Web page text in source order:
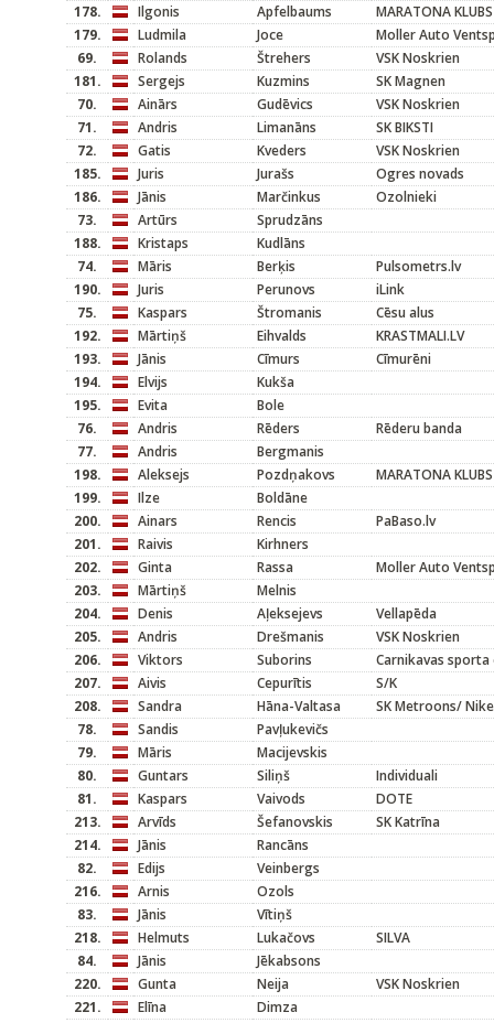
178.
Ilgonis Apfelbaums
MARATONA KLUBS
179.
Ludmila Joce
Moller Auto
69.
Rolands Štrehers
VSK Noskrien
181.
Sergejs Kuzmins
SK Magnen
70.
Ainārs Gudēvics
VSK Noskrien
71.
Andris Limanāns
SK BIKSTI
72.
Gatis Kveders
VSK Noskrien
185.
Juris Jurašs
Ogres novads
186.
Jānis Marčinkus
Ozolnieki
73.
Artūrs
Sprudzāns
188.
Kristaps
Kudlāns
74.
Māris Berķis
Pulsometrs.lv
190.
Juris Perunovs
iLink
75.
Kaspars Štromanis
Cēsu alus
192.
Mārtiņš Eihvalds
KRASTMALI.LV
193.
Jānis Cīmurs
Cīmurēni
194.
Elvijs
Kukša
195.
Evita
Bole
76.
Andris Rēders
Rēderu banda
77.
Andris
Bergmanis
198.
Aleksejs Pozdņakovs
MARATONA KLUBS
199.
Ilze
Boldāne
200.
Ainars Rencis
PaBaso.lv
201.
Raivis
Kirhners
202.
Ginta Rassa
Moller Auto
203.
Mārtiņš
Melnis
204.
Denis Aļeksejevs
Vellapēda
205.
Andris Drešmanis
VSK Noskrien
206.
Viktors Suborins
Carnikavas sporta
207.
Aivis Cepurītis
S/K
208.
Sandra Hāna-Valtasa
SK Metroons/ Nike
78.
Sandis
Pavļukevičs
79.
Māris
Macijevskis
80.
Guntars Siliņš
Individuali
81.
Kaspars Vaivods
DOTE
213.
Arvīds Šefanovskis
SK Katrīna
214.
Jānis
Rancāns
82.
Edijs
Veinbergs
216.
Arnis
Ozols
83.
Jānis
Vītiņš
218.
Helmuts Lukačovs
SILVA
84.
Jānis
Jēkabsons
220.
Gunta Neija
VSK Noskrien
221.
Elīna
Dimza